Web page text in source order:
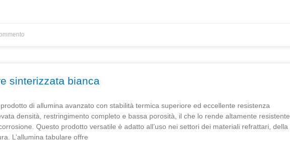
sinterizzata bianca
di allumina avanzato con stabilità termica superiore ed eccellente resistenza
densità, restringimento completo e bassa porosità, il che lo rende altamente resistente
Questo prodotto versatile è adatto all’uso nei settori dei materiali refrattari, della
L’allumina tabulare offre